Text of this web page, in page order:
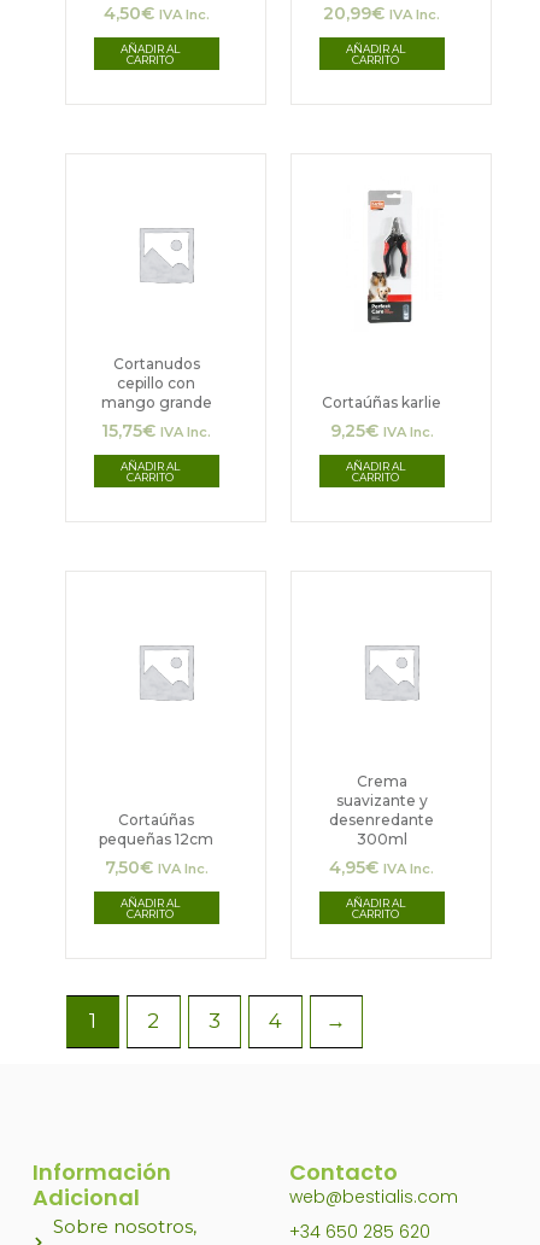
4,50€ IVA Inc.
AÑADIR AL
CARRITO
20,99€ IVA Inc.
AÑADIR AL
CARRITO
Cortanudos
cepillo con
mango grande
15,75€ IVA Inc.
AÑADIR AL
CARRITO
Cortaúñas karlie
9,25€ IVA Inc.
AÑADIR AL
CARRITO
Cortaúñas
pequeñas 12cm
7,50€ IVA Inc.
AÑADIR AL
CARRITO
Crema
suavizante y
desenredante
300ml
4,95€ IVA Inc.
AÑADIR AL
CARRITO
1 2 3 4 →
Información
Adicional
Sobre nosotros,
Contacto
web@bestialis.com
+34 650 285 620